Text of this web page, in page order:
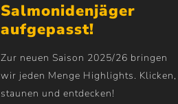
Salmonidenjäger
aufgepasst!
Zur neuen Saison 2025/26 bringen
wir jeden Menge Highlights. Klicken,
staunen und entdecken!